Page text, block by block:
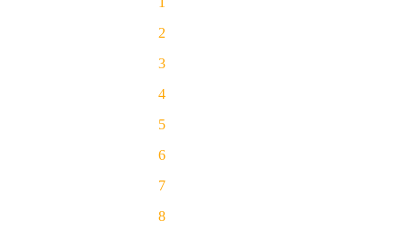
2
3
4
5
6
7
8